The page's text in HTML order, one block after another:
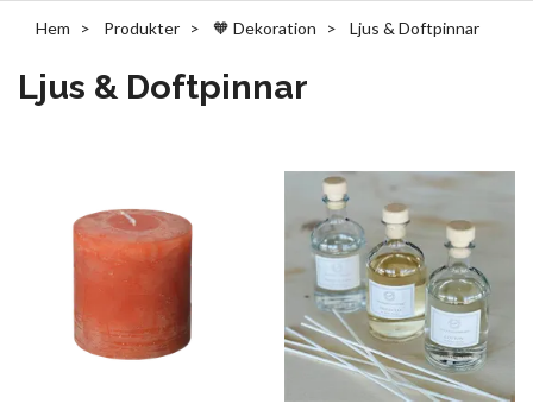
Hem Produkter 🧡 Dekoration Ljus & Doftpinnar
Ljus & Doftpinnar